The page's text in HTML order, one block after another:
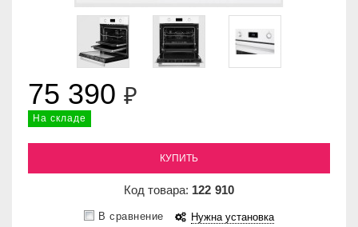
75 390 ₽
На складе
КУПИТЬ
Код товара: 122 910
В сравнение Нужна установка